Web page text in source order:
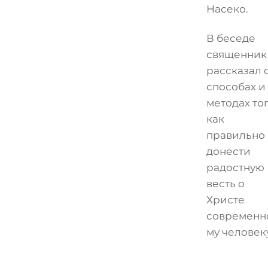
Насеко.
В беседе
священник
рассказал
способах и
методах
как
правильно
донести
радостную
весть о
Христе
му